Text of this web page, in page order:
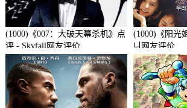
(1000)《007：大破天幕杀机》点
评 - Skyfall网友评价
(1000)《阳光
니网友评价